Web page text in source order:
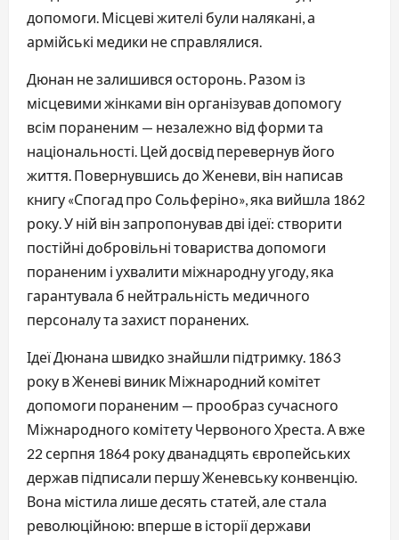
допомоги. Місцеві жителі були налякані, а
армійські медики не справлялися.
Дюнан не залишився осторонь. Разом із
місцевими жінками він організував допомогу
всім пораненим — незалежно від форми та
національності. Цей досвід перевернув його
життя. Повернувшись до Женеви, він написав
книгу «Спогад про Сольферіно», яка вийшла 1862
року. У ній він запропонував дві ідеї: створити
постійні добровільні товариства допомоги
пораненим і ухвалити міжнародну угоду, яка
гарантувала б нейтральність медичного
персоналу та захист поранених.
Ідеї Дюнана швидко знайшли підтримку. 1863
року в Женеві виник Міжнародний комітет
допомоги пораненим — прообраз сучасного
Міжнародного комітету Червоного Хреста. А вже
22 серпня 1864 року дванадцять європейських
держав підписали першу Женевську конвенцію.
Вона містила лише десять статей, але стала
революційною: вперше в історії держави